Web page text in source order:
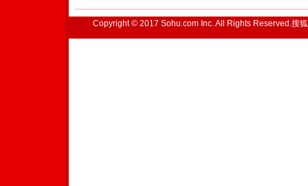
Copyright © 2017 Sohu.com Inc. All Rights Reserved.搜